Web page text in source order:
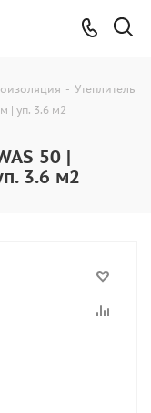
- Утеплитель
| уп. 3.6 м2
50 |
3.6 м2